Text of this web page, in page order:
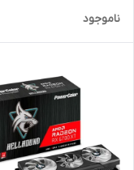
ناموجود